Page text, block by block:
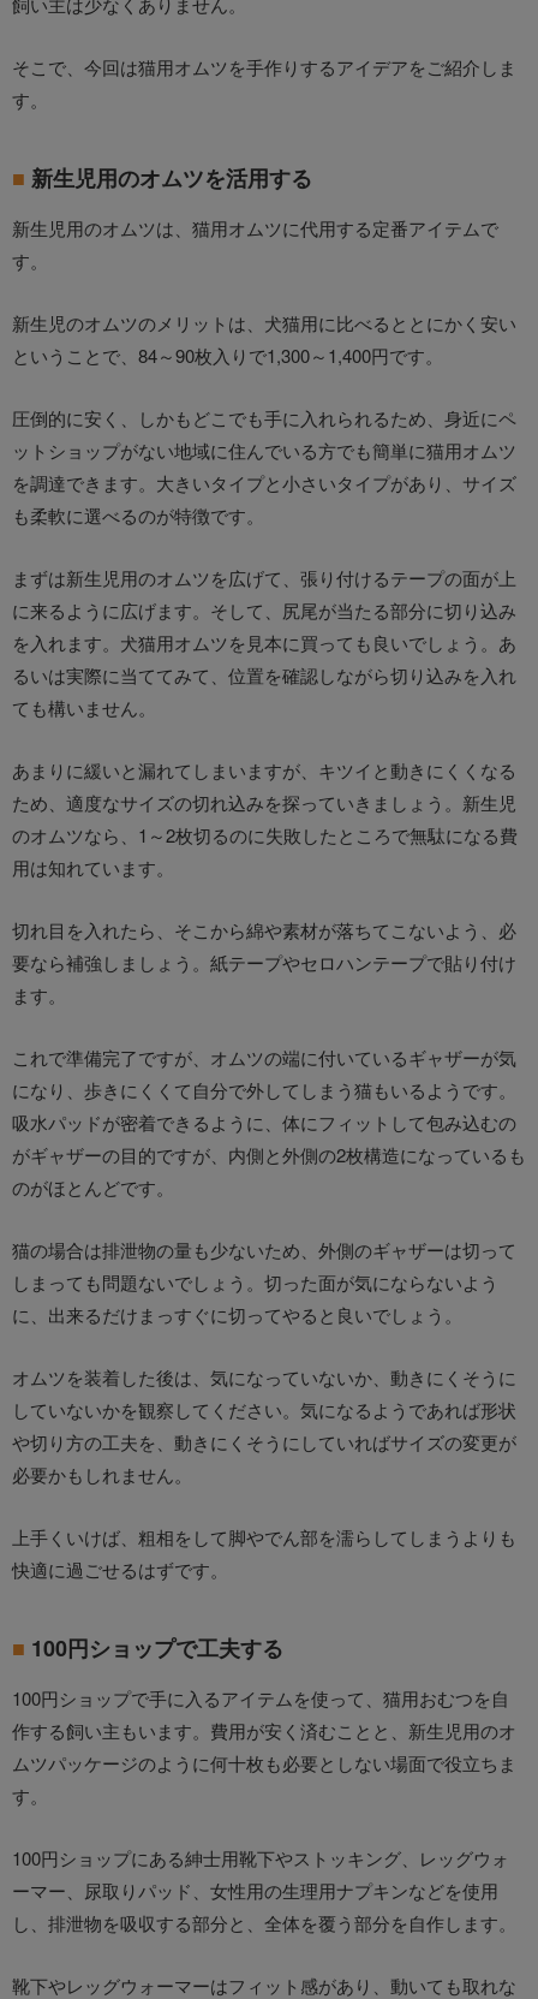
そこで、今回は猫用オムツを手作りするアイデアをご紹介しま
す。
新生児用のオムツを活用する
新生児用のオムツは、猫用オムツに代用する定番アイテムで
す。
新生児のオムツのメリットは、犬猫用に比べるととにかく安い
ということで、84～90枚入りで1,300～1,400円です。
圧倒的に安く、しかもどこでも手に入れられるため、身近にペ
ットショップがない地域に住んでいる方でも簡単に猫用オムツ
を調達できます。大きいタイプと小さいタイプがあり、サイズ
も柔軟に選べるのが特徴です。
まずは新生児用のオムツを広げて、張り付けるテープの面が上
に来るように広げます。そして、尻尾が当たる部分に切り込み
を入れます。犬猫用オムツを見本に買っても良いでしょう。あ
るいは実際に当ててみて、位置を確認しながら切り込みを入れ
ても構いません。
あまりに緩いと漏れてしまいますが、キツイと動きにくくなる
ため、適度なサイズの切れ込みを探っていきましょう。新生児
のオムツなら、1～2枚切るのに失敗したところで無駄になる費
用は知れています。
切れ目を入れたら、そこから綿や素材が落ちてこないよう、必
要なら補強しましょう。紙テープやセロハンテープで貼り付け
ます。
これで準備完了ですが、オムツの端に付いているギャザーが気
になり、歩きにくくて自分で外してしまう猫もいるようです。
吸水パッドが密着できるように、体にフィットして包み込むの
がギャザーの目的ですが、内側と外側の2枚構造になっているも
のがほとんどです。
猫の場合は排泄物の量も少ないため、外側のギャザーは切って
しまっても問題ないでしょう。切った面が気にならないよう
に、出来るだけまっすぐに切ってやると良いでしょう。
オムツを装着した後は、気になっていないか、動きにくそうに
していないかを観察してください。気になるようであれば形状
や切り方の工夫を、動きにくそうにしていればサイズの変更が
必要かもしれません。
上手くいけば、粗相をして脚やでん部を濡らしてしまうよりも
快適に過ごせるはずです。
100円ショップで工夫する
100円ショップで手に入るアイテムを使って、猫用おむつを自
作する飼い主もいます。費用が安く済むことと、新生児用のオ
ムツパッケージのように何十枚も必要としない場面で役立ちま
す。
100円ショップにある紳士用靴下やストッキング、レッグウォ
ーマー、尿取りパッド、女性用の生理用ナプキンなどを使用
し、排泄物を吸収する部分と、全体を覆う部分を自作します。
靴下やレッグウォーマーはフィット感があり、動いても取れな